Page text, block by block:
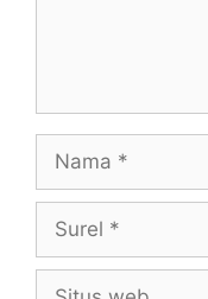
Nama
Surel
Situs